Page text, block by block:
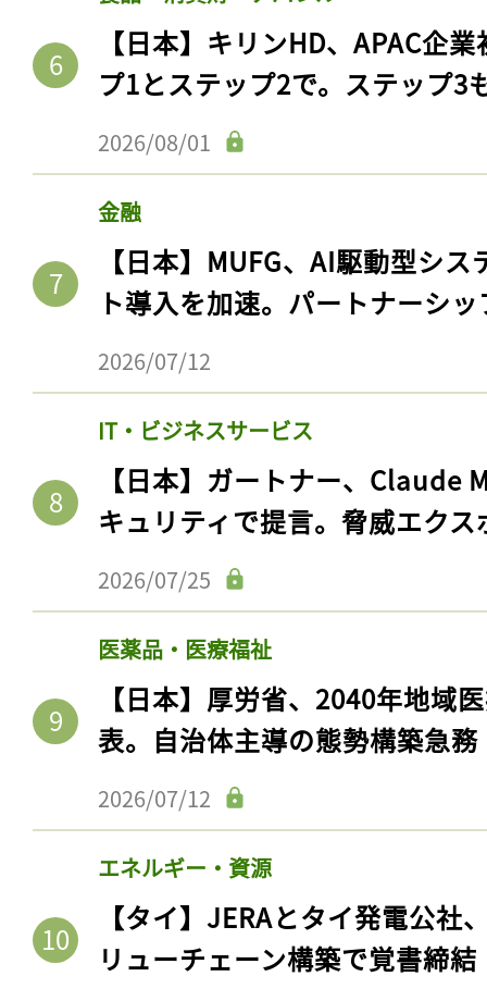
【日本】キリンHD、APAC企
プ1とステップ2で。ステップ3
2026/08/01
金融
【日本】MUFG、AI駆動型シ
ト導入を加速。パートナーシ
2026/07/12
IT・ビジネスサービス
【日本】ガートナー、Claude
キュリティで提言。脅威エク
2026/07/25
医薬品・医療福祉
【日本】厚労省、2040年地域
表。自治体主導の態勢構築急務
2026/07/12
エネルギー・資源
【タイ】JERAとタイ発電公社
リューチェーン構築で覚書締結